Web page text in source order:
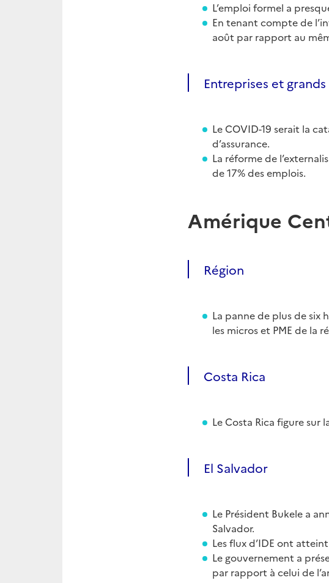
L’emploi formel a
En tenant compte de
août par rapport au
Entreprises et
Le COVID-19 serait la
d’assurance.
La réforme de
de 17% des emplois.
Amérique
Région
La panne de plus de six
les micros et PME de la
Costa Rica
Le Costa Rica figure sur
El Salvador
Le Président Bukele a
Salvador.
Les flux d’IDE ont
Le gouvernement a
par rapport à celui de